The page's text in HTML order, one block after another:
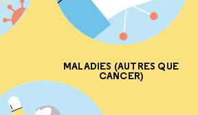
MALADIES (AUTRES QUE
CANCER)